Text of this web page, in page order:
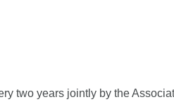
two years jointly by the